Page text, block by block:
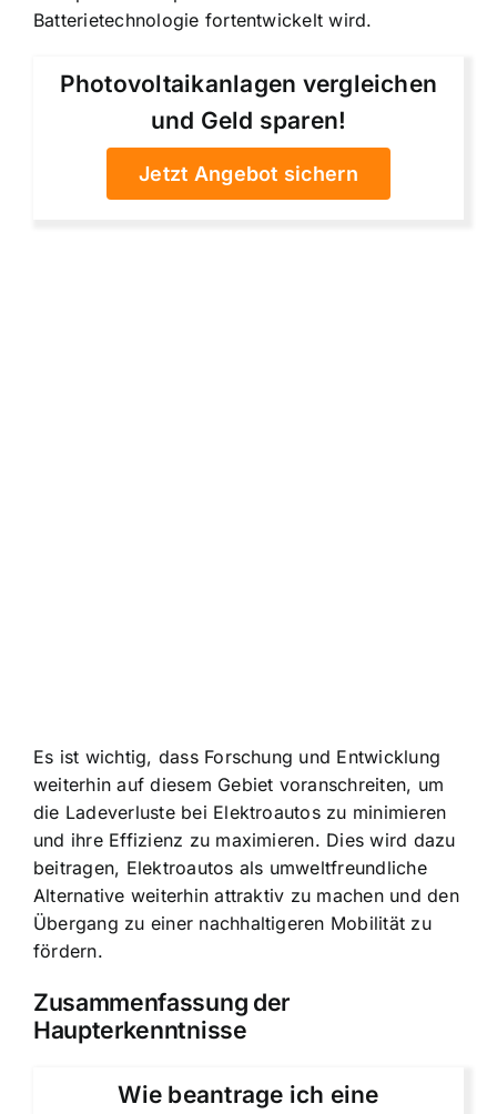
Batterietechnologie fortentwickelt wird.
Photovoltaikanlagen vergleichen
und Geld sparen!
Jetzt Angebot sichern
Es ist wichtig, dass Forschung und Entwicklung
weiterhin auf diesem Gebiet voranschreiten, um
die Ladeverluste bei Elektroautos zu minimieren
und ihre Effizienz zu maximieren. Dies wird dazu
beitragen, Elektroautos als umweltfreundliche
Alternative weiterhin attraktiv zu machen und den
Übergang zu einer nachhaltigeren Mobilität zu
fördern.
Zusammenfassung der
Haupterkenntnisse
Wie beantrage ich eine